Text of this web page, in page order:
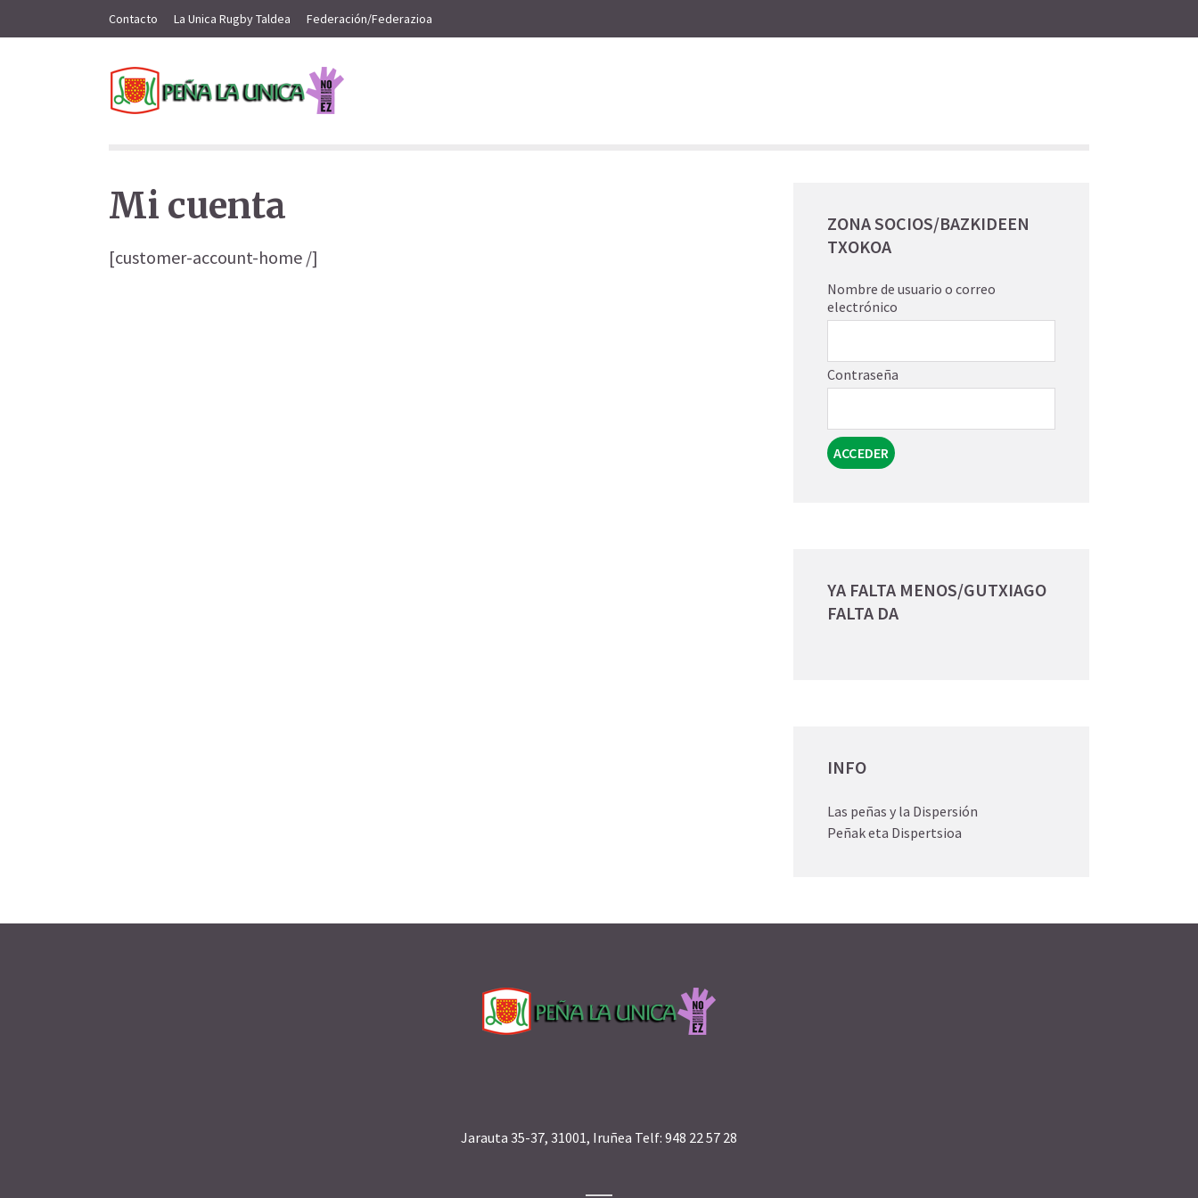
Contacto La Unica Rugby Taldea Federación/Federazioa
Mi cuenta
[customer-account-home /]
ZONA SOCIOS/BAZKIDEEN
TXOKOA
Nombre de usuario o correo
electrónico
Contraseña
YA FALTA MENOS/GUTXIAGO
FALTA DA
INFO
Las peñas y la Dispersión
Peñak eta Dispertsioa
Jarauta 35-37, 31001, Iruñea Telf: 948 22 57 28